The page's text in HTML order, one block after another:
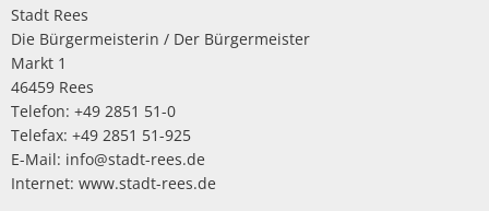
Stadt Rees
Die Bürgermeisterin / Der Bürgermeister
Markt 1
46459 Rees
Telefon: +49 2851 51-0
Telefax: +49 2851 51-925
E-Mail: info@stadt-rees.de
Internet: www.stadt-rees.de